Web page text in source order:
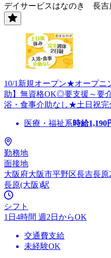
デイサービスはなのき 長吉
10/1新規オープン★オープニ
助】無資格OK◎要支援～要
浴・食事介助なし★土日祝完
医療・福祉系時給1,190
勤務地
面接地
大阪府大阪市平野区長吉長原
長原(大阪)駅
シフト
1日4時間 週2日からOK
交通費支給
未経験OK